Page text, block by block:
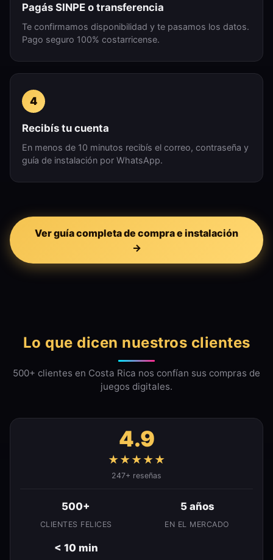
Pagás SINPE o transferencia
Te confirmamos disponibilidad y te pasamos los datos.
Pago seguro 100% costarricense.
4
Recibís tu cuenta
En menos de 10 minutos recibís el correo, contraseña y
guía de instalación por WhatsApp.
Ver guía completa de compra e instalación
→
Lo que dicen nuestros clientes
500+ clientes en Costa Rica nos confían sus compras de
juegos digitales.
4.9
★★★★★
247+ reseñas
500+
CLIENTES FELICES
5 años
EN EL MERCADO
< 10 min